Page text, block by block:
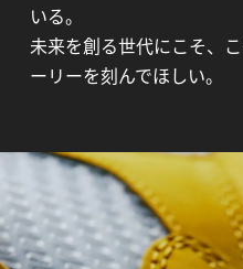
いる。
未来を創る世代にこそ、
ーリーを刻んでほしい。